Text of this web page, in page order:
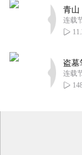
连载
连载